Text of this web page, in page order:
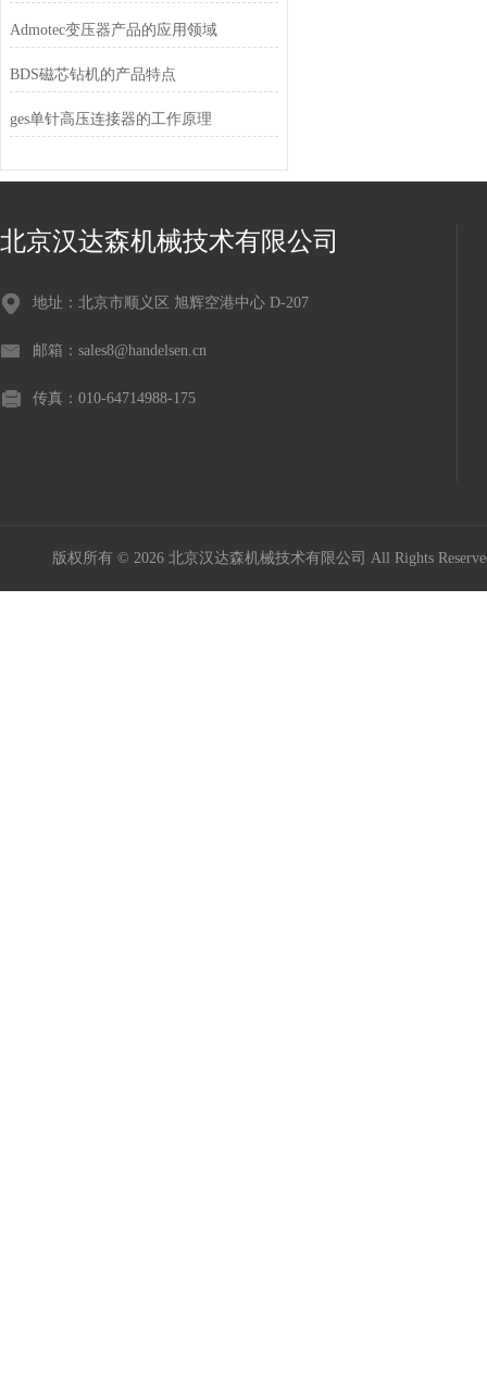
Admotec变压器产品的应用领域
BDS磁芯钻机的产品特点
ges单针高压连接器的工作原理
北京汉达森机械技术有限公司
地址：北京市顺义区 旭辉空港中心 D-207
邮箱：sales8@handelsen.cn
传真：010-64714988-175
版权所有 © 2026 北京汉达森机械技术有限公司 All Rights